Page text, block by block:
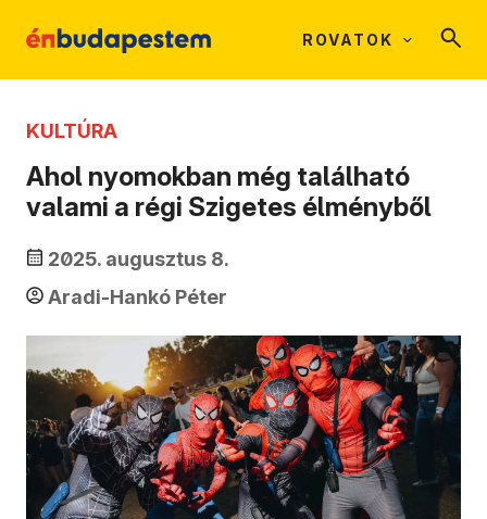
ROVATOK
KULTÚRA
Ahol nyomokban még található
valami a régi Szigetes élményből
2025. augusztus 8.
Aradi-Hankó Péter